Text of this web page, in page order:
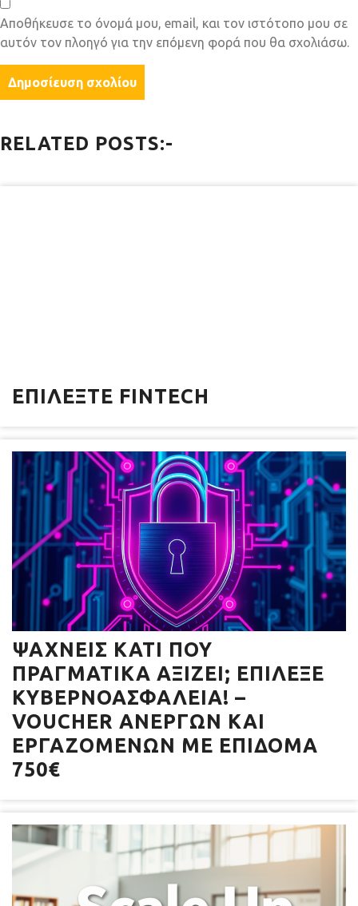
Αποθήκευσε το όνομά μου, email, και τον ιστότοπο μου σε
αυτόν τον πλοηγό για την επόμενη φορά που θα σχολιάσω.
RELATED POSTS:-
ΕΠΙΛΈΞΤΕ FINTECH
ΨΆΧΝΕΙΣ ΚΆΤΙ ΠΟΥ
ΠΡΑΓΜΑΤΙΚΆ ΑΞΊΖΕΙ; ΕΠΊΛΕΞΕ
ΚΥΒΕΡΝΟΑΣΦΆΛΕΙΑ! –
VOUCHER ΑΝΈΡΓΩΝ ΚΑΙ
ΕΡΓΑΖΟΜΈΝΩΝ ΜΕ ΕΠΊΔΟΜΑ
750€